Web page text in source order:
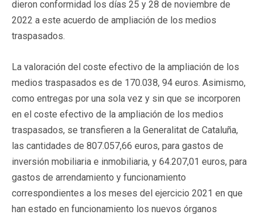
dieron conformidad los días 25 y 28 de noviembre de
2022 a este acuerdo de ampliación de los medios
traspasados.
La valoración del coste efectivo de la ampliación de los
medios traspasados es de 170.038, 94 euros. Asimismo,
como entregas por una sola vez y sin que se incorporen
en el coste efectivo de la ampliación de los medios
traspasados, se transfieren a la Generalitat de Cataluña,
las cantidades de 807.057,66 euros, para gastos de
inversión mobiliaria e inmobiliaria, y 64.207,01 euros, para
gastos de arrendamiento y funcionamiento
correspondientes a los meses del ejercicio 2021 en que
han estado en funcionamiento los nuevos órganos